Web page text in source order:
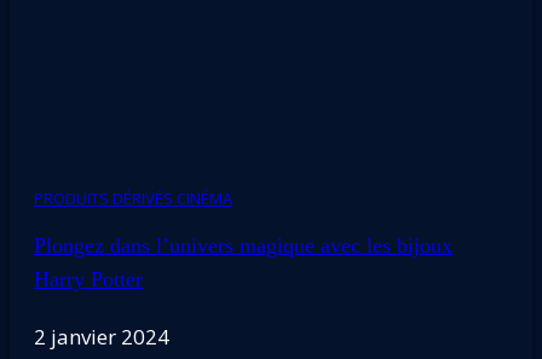
PRODUITS DÉRIVÉS CINÉMA
Plongez dans l’univers magique avec les bijoux
Harry Potter
2 janvier 2024